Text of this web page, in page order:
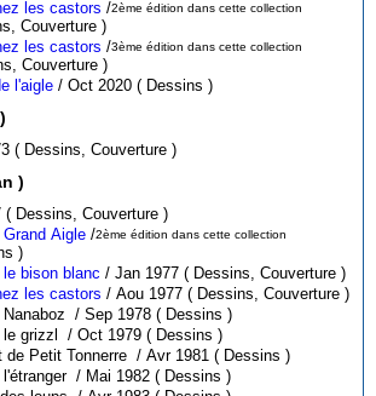
les castors /2ème édition dans cette collection
( Dessins, Couverture )
les castors /3ème édition dans cette collection
( Dessins, Couverture )
l'aigle / Oct 2020 ( Dessins )
/ Avr 1973 ( Dessins, Couverture )
)
/ Jan 1977 ( Dessins, Couverture )
Aigle /2ème édition dans cette collection
)
bison blanc
/ Jan 1977 ( Dessins, Couverture )
les castors
/ Aou 1977 ( Dessins, Couverture )
• Tome 4 : Yakari et Nanaboz / Sep 1978 ( Dessins )
• Tome 5 : Yakari et le grizzl / Oct 1979 ( Dessins )
• Tome 6 : Le secret de Petit Tonnerre / Avr 1981 ( Dessins )
• Tome 7 : Yakari et l'étranger / Mai 1982 ( Dessins )